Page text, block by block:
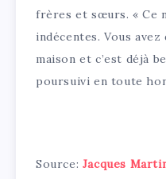
frères et sœurs. « Ce
indécentes. Vous
maison et c’est déjà
poursuivi en toute
Source: Jacques